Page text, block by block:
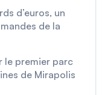
d’euros, un
de la
le premier parc
de Mirapolis